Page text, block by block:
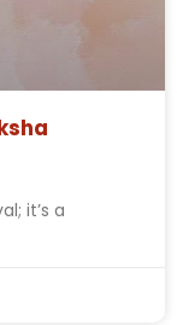
it’s a